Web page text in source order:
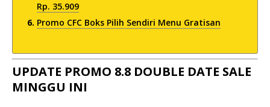
Rp. 35.909
Promo CFC Boks Pilih Sendiri Menu Gratisan
UPDATE PROMO 8.8 DOUBLE DATE SALE
MINGGU INI